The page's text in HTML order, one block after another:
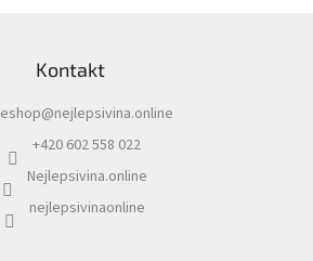
r
v
k
y
v
ý
p
i
Kontakt
eshop@nejlepsivina.online
+420 602 558 022
Nejlepsivina.online
nejlepsivinaonline